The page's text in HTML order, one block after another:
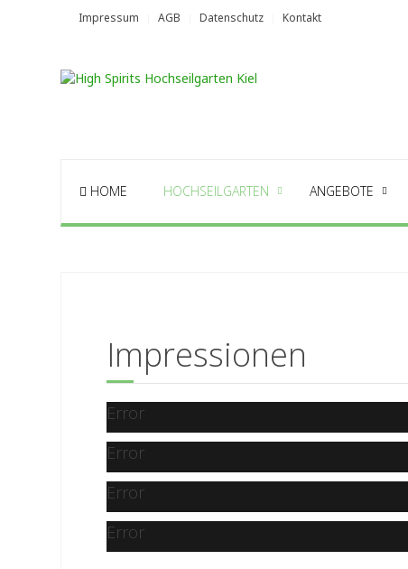
Impressum AGB Datenschutz Kontakt
HOME HOCHSEILGARTEN ANGEBOTE
Impressionen
Error
Error
Error
Error